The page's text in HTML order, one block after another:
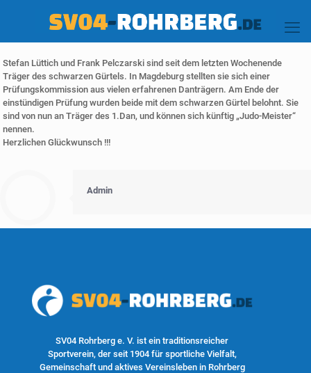
Stefan Lüttich und Frank Pelczarski sind seit dem letzten Wochenende
Träger des schwarzen Gürtels. In Magdeburg stellten sie sich einer
Prüfungskommission aus vielen erfahrenen Danträgern. Am Ende der
einstündigen Prüfung wurden beide mit dem schwarzen Gürtel belohnt. Sie
sind von nun an Träger des 1.Dan, und können sich künftig „Judo-Meister“
nennen.
Herzlichen Glückwunsch !!!
Admin
SV04 Rohrberg e. V. ist ein traditionsreicher
Sportverein, der seit 1904 für sportliche Vielfalt,
Gemeinschaft und aktives Vereinsleben in Rohrberg